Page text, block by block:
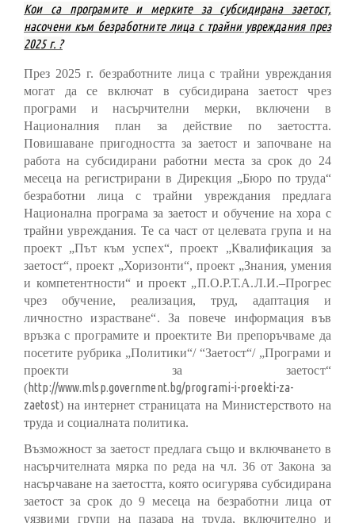
Кои са програмите и мерките за субсидирана заетост,
насочени към безработните лица с трайни увреждания през
2025 г. ?
През 2025 г. безработните лица с трайни увреждания
могат да се включат в субсидирана заетост чрез
програми и насърчителни мерки, включени в
Националния план за действие по заетостта.
Повишаване пригодността за заетост и започване на
работа на субсидирани работни места за срок до 24
месеца на регистрирани в Дирекция „Бюро по труда“
безработни лица с трайни увреждания предлага
Национална програма за заетост и обучение на хора с
трайни увреждания. Те са част от целевата група и на
проект „Път към успех“, проект „Квалификация за
заетост“, проект „Хоризонти“, проект „Знания, умения
и компетентности“ и проект „П.О.Р.Т.А.Л.И.–Прогрес
чрез обучение, реализация, труд, адаптация и
личностно израстване“. За повече информация във
връзка с програмите и проектите Ви препоръчваме да
посетите рубрика „Политики“/ “Заетост“/ „Програми и
проекти за заетост“
(http://www.mlsp.government.bg/programi-i-proekti-za-
zaetost) на интернет страницата на Министерството на
труда и социалната политика.
Възможност за заетост предлага също и включването в
насърчителната мярка по реда на чл. 36 от Закона за
насърчаване на заетостта, която осигурява субсидирана
заетост за срок до 9 месеца на безработни лица от
уязвими групи на пазара на труда, включително и